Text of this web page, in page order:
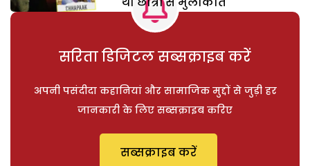
सरिता डिजिटल सब्सक्राइब करें
अपनी पसंदीदा कहानियां और सामाजिक मुद्दों से जुड़ी हर
जानकारी के लिए सब्सक्राइब करिए
सब्सक्राइब करें